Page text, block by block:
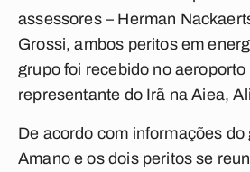
assessores – Herman
Grossi, ambos peritos em
grupo foi recebido no aeroporto
representante do Irã na Aiea,
De acordo com informações do
Amano e os dois peritos se